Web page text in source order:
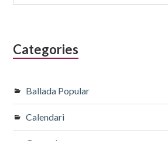
subsidiària
Categories
Ballada Popular
Calendari